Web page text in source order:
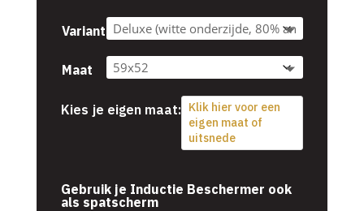
€54,95
Variant
Maat
Kies je eigen maat: Klik hier voor een
eigen maat of
uitsnede
€39,95
Gebruik je Inductie Beschermer ook
als spatscherm